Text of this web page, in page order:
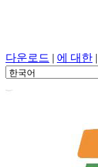
다운로드 | 에 대한 |